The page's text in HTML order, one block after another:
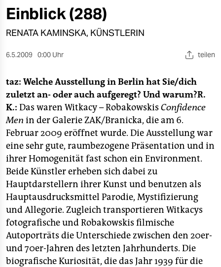
öko
gesellschaft
kultur
berlin
nord
wahrheit
verlag
verlag
veranstaltungen
shop
fragen & hilfe
unterstützen
Einblick (288)
RENATA KAMINSKA, KÜNSTLERIN
6.5.2009 0:00 Uhr teilen
taz: Welche Ausstellung in Berlin hat Sie/dich
zuletzt an- oder auch aufgeregt? Und warum?R.
K.: Das waren Witkacy – Robakowskis Confidence
Men in der Galerie ZAK/Branicka, die am 6.
Februar 2009 eröffnet wurde. Die Ausstellung war
eine sehr gute, raumbezogene Präsentation und in
ihrer Homogenität fast schon ein Environment.
Beide Künstler erheben sich dabei zu
Hauptdarstellern ihrer Kunst und benutzen als
Hauptausdrucksmittel Parodie, Mystifizierung
und Allegorie. Zugleich transportieren Witkacys
fotografische und Robakowskis filmische
Autoporträts die Unterschiede zwischen den 20er-
und 70er-Jahren des letzten Jahrhunderts. Die
biografische Kuriosität, die das Jahr 1939 für die